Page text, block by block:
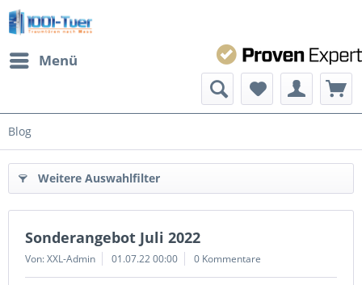
Menü
Blog
Weitere Auswahlfilter
Sonderangebot Juli 2022
Von: XXL-Admin 01.07.22 00:00 0 Kommentare